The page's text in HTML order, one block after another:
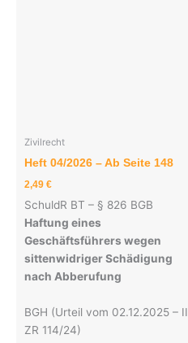
Zivilrecht
Heft 04/2026 – Ab Seite 148
2,49 €
SchuldR BT – § 826 BGB
Haftung eines
Geschäftsführers wegen
sittenwidriger Schädigung
nach Abberufung
BGH (Urteil vom 02.12.2025 – II
ZR 114/24)